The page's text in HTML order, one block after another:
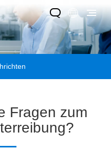
Fragen zum